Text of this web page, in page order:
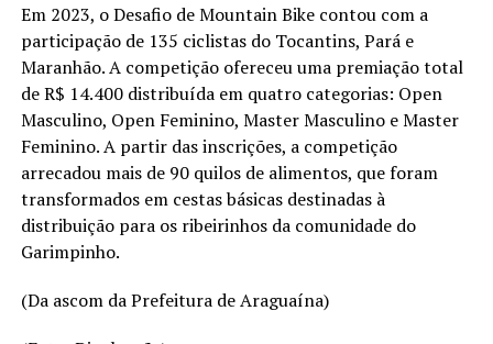
Em 2023, o Desafio de Mountain Bike contou com a
participação de 135 ciclistas do Tocantins, Pará e
Maranhão. A competição ofereceu uma premiação total
de R$ 14.400 distribuída em quatro categorias: Open
Masculino, Open Feminino, Master Masculino e Master
Feminino. A partir das inscrições, a competição
arrecadou mais de 90 quilos de alimentos, que foram
transformados em cestas básicas destinadas à
distribuição para os ribeirinhos da comunidade do
Garimpinho.
(Da ascom da Prefeitura de Araguaína)